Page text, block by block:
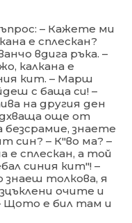
– Кажете ми
е сплескан?
вдига ръка. –
калкана е
кит. – Марш
с баща си! –
на другия ден
още от
знаете
син? – К"во ма? –
е сплескан, а той
синия кит"! –
знаеш толкова, я
очите и
Щото е бил там и